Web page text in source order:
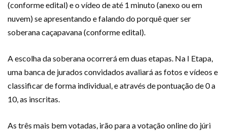
(conforme edital) e o vídeo de até 1 minuto (anexo ou em
nuvem) se apresentando e falando do porquê quer ser
soberana caçapavana (conforme edital).
A escolha da soberana ocorrerá em duas etapas. Na I Etapa,
uma banca de jurados convidados avaliará as fotos e vídeos e
classificar de forma individual, e através de pontuação de 0 a
10, as inscritas.
As três mais bem votadas, irão para a votação online do júri